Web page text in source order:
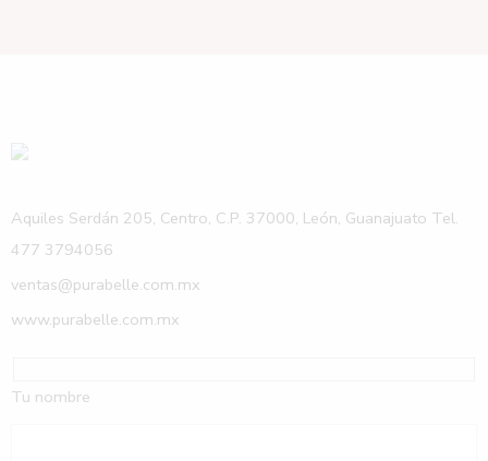
Aquiles Serdán 205, Centro, C.P. 37000, León, Guanajuato Tel.
477 3794056
ventas@purabelle.com.mx
www.purabelle.com.mx
Tu nombre